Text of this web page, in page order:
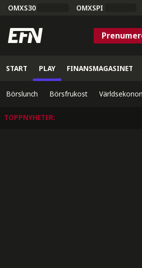
OMXS30 OMXSPI
START PLAY FINANSMAGASINET
Börslunch Börsfrukost
TOPPNYHETER: